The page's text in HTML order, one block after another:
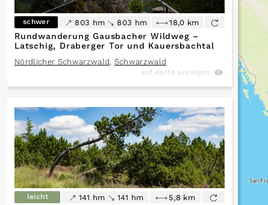
Höhenmeter
0
5.770
schwer 803 hm 803 hm 18,0 km
Rundwanderung Gausbacher Wildweg –
Latschig, Draberger Tor und Kauersbachtal
Nördlicher Schwarzwald, Schwarzwald
auf Karte anzeigen
leicht 141 hm 141 hm 5,8 km